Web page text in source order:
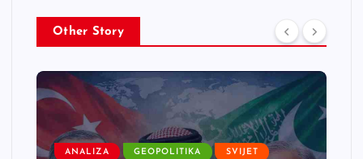
Other Story
ANALIZA GEOPOLITIKA SVIJET